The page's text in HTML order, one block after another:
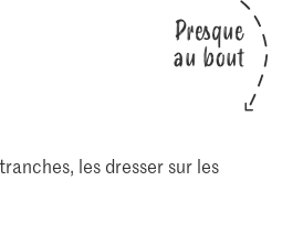
Presque
au bout
les dresser sur les